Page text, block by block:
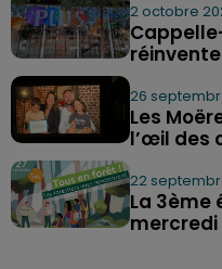
2 octobre
26
Les
l’œil des
22
La 3ème